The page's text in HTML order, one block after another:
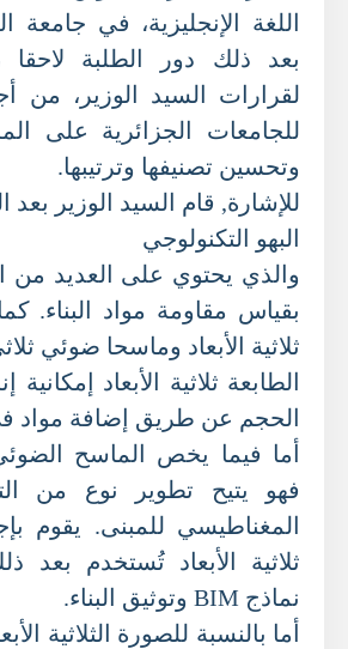
بعد ذلك دور الطلبة لاحقا
لقرارات السيد الوزير، من
للجامعات الجزائرية على
وتحسين تصنيفها وترتيبها.
للإشارة, قام السيد الوزير بعد
البهو التكنولوجي
والذي يحتوي على العديد من
بقياس مقاومة مواد البناء.
ثلاثية الأبعاد وماسحا ضوئي
الطابعة ثلاثية الأبعاد إمكانية
الحجم عن طريق إضافة مواد
أما فيما يخص الماسح الضوئي
فهو يتيح تطوير نوع من
المغناطيسي للمبنى. يقوم
ثلاثية الأبعاد تُستخدم بعد
نماذج BIM وتوثيق البناء.
أما بالنسبة للصورة الثلاثية